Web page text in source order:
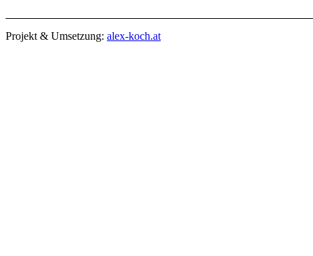
Projekt & Umsetzung: alex-koch.at